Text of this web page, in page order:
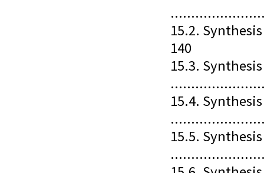
15.2.
140
15.3.
15.4.
15.5.